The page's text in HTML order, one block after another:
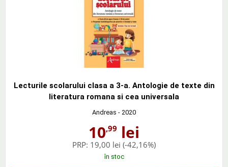
Lecturile scolarului clasa a 3-a. Antologie de texte din
literatura romana si cea universala
Andreas - 2020
10,99 lei
PRP: 19,00 lei (-42,16%)
în stoc